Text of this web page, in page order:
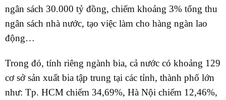
ngân sách 30.000 tỷ đồng, chiếm khoảng 3% tổng thu
ngân sách nhà nước, tạo việc làm cho hàng ngàn lao
động…
Trong đó, tính riêng ngành bia, cả nước có khoảng 129
cơ sở sản xuất bia tập trung tại các tỉnh, thành phố lớn
như: Tp. HCM chiếm 34,69%, Hà Nội chiếm 12,46%,